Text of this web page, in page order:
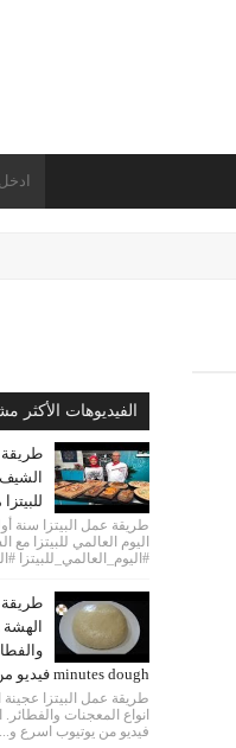
الفيديوهات الأكثر
طريقة
طريقة عمل البيتزا سنة
اليوم العالمي للبيتزا
#اليوم_العالمي_للبيتزا
طريقة
minutes dough فيديو من يوتيوب
طريقة عمل البيتزا
فيديو من يوتيوب اسرع و...